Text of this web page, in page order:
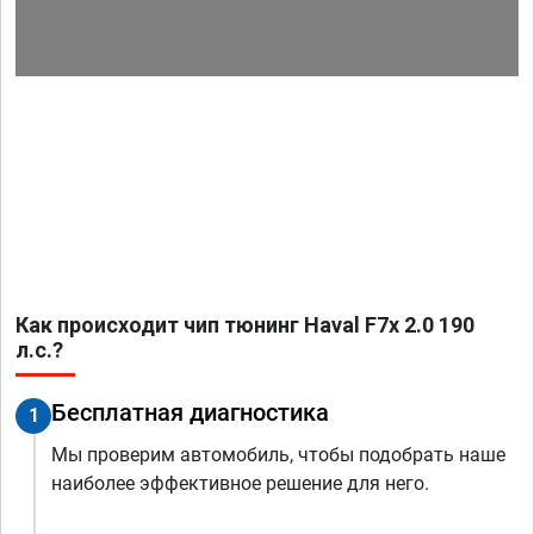
Как происходит чип тюнинг Haval F7x 2.0 190
л.с.?
1 Бесплатная диагностика
Мы проверим автомобиль, чтобы подобрать наше
наиболее эффективное решение для него.